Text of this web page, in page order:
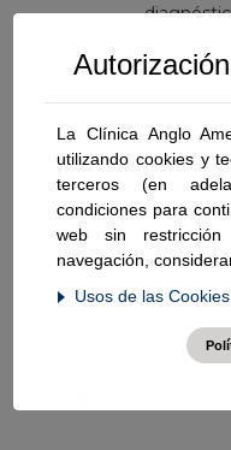
como
cirugía
con
Para
La Clínica Anglo
utilizando cookies y
terceros (en
condiciones para
web sin
navegación,
Usos de las